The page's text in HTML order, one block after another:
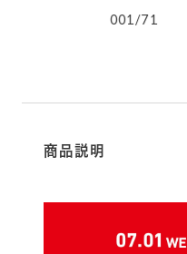
001/71
商品説明